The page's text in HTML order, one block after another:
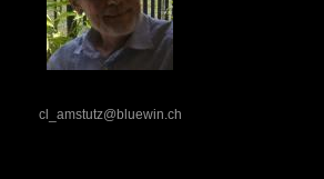
cl_amstutz@bluewin.ch